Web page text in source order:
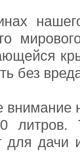
без
внимание
литров.
для дачи